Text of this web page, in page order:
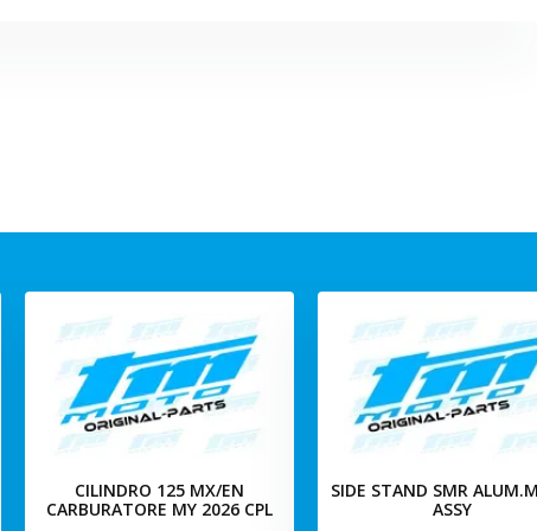
CILINDRO 125 MX/EN
CARBURATORE MY 2026 CPL
SIDE STAND SMR
ASSY